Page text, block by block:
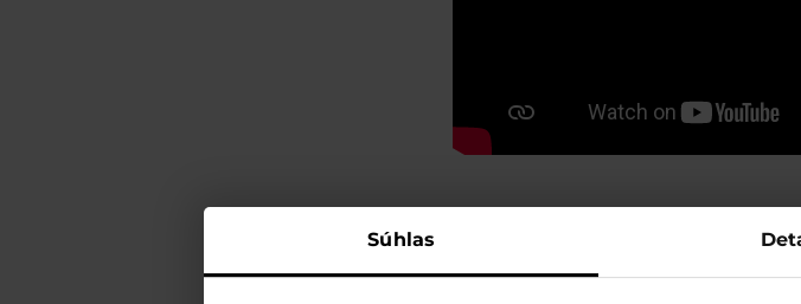
Súhlas